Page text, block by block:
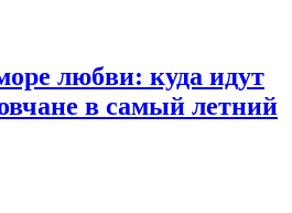
любви: куда идут
в самый летний